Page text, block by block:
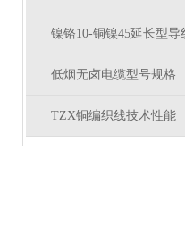
低烟无卤电缆型号规格
TZX铜编织线技术性能